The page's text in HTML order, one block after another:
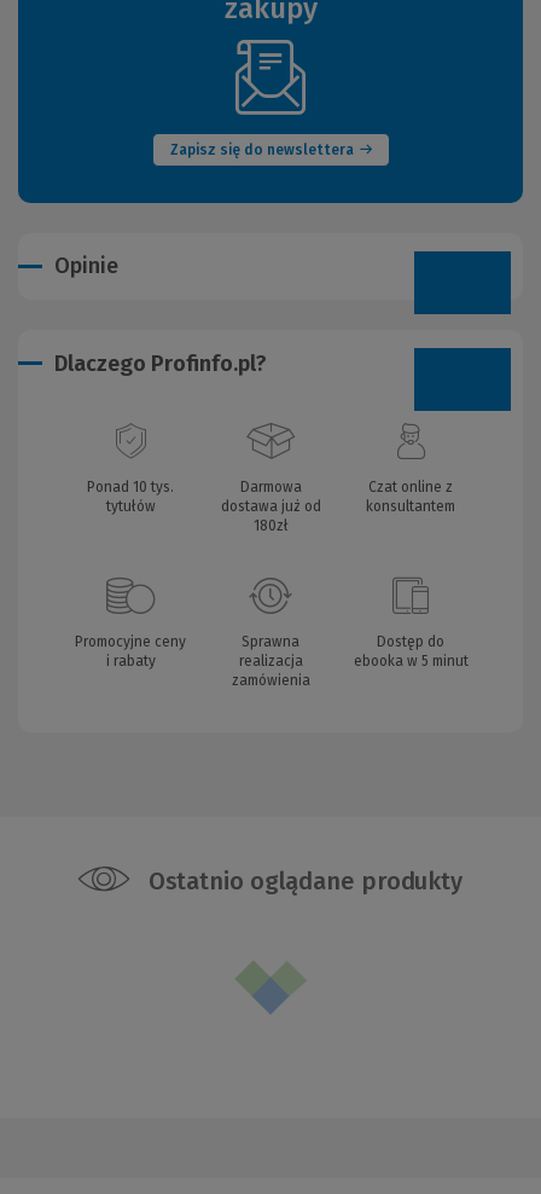
zakupy
Zapisz się do newslettera
(Nowe
okno)
Opinie
Dlaczego Profinfo.pl?
Ponad 10 tys.
tytułów
Darmowa
dostawa już od
180zł
Czat online z
konsultantem
Promocyjne ceny
i rabaty
Sprawna
realizacja
zamówienia
Dostęp do
ebooka w 5 minut
Ostatnio oglądane produkty